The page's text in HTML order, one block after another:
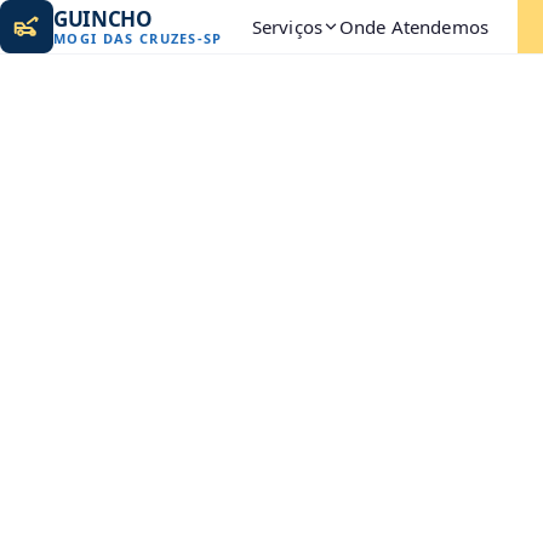
GUINCHO
MOGI DAS CRUZES-SP Serviços Onde Atendemos